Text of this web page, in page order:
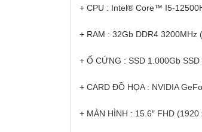
+ CPU : Intel® Core™ I5-
+ RAM : 32Gb DDR4 3200MHz
+ Ổ CỨNG : SSD 1.000Gb SSD
+ CARD ĐỒ HỌA : NVIDIA
+ MÀN HÌNH : 15.6″ FHD